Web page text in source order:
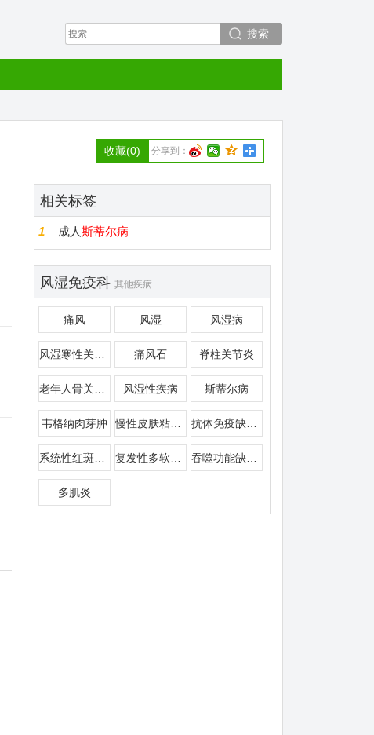
搜索
分享到：
收藏(0)
相关标签
1 成人斯蒂尔病
风湿免疫科 其他疾病
痛风 风湿 风湿病
痛风石 脊柱关节炎
风湿性疾病 斯蒂尔病
韦格纳肉芽肿
多肌炎